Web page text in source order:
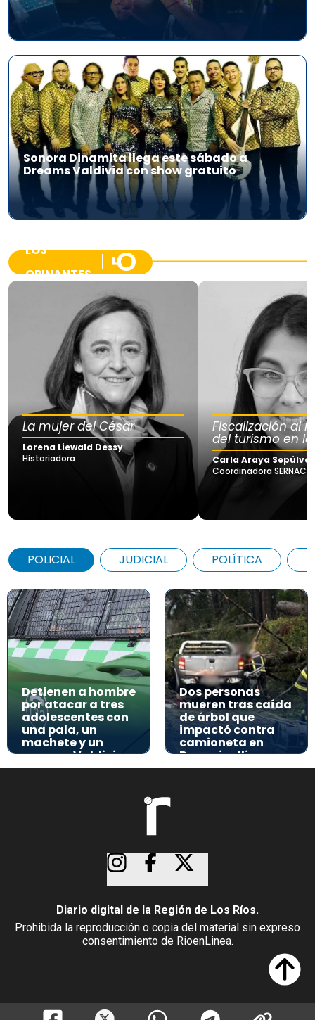
Sonora Dinamita llega este sábado a
Dreams Valdivia con show gratuito
LOS
OPINANTES
La mujer del César
Lorena Liewald Dessy
Historiadora
Fiscalización al
del turismo en
Carla Araya
Coordinadora SERNAC
POLICIAL JUDICIAL POLÍTICA
Detienen a hombre
por atacar a tres
adolescentes con
una pala, un
machete y un
perro en Valdivia
Dos personas
mueren tras caída
de árbol que
impactó contra
camioneta en
Panguipulli
Diario digital de la Región de Los Ríos.
Prohibida la reproducción o copia del material sin expreso
consentimiento de RioenLinea.